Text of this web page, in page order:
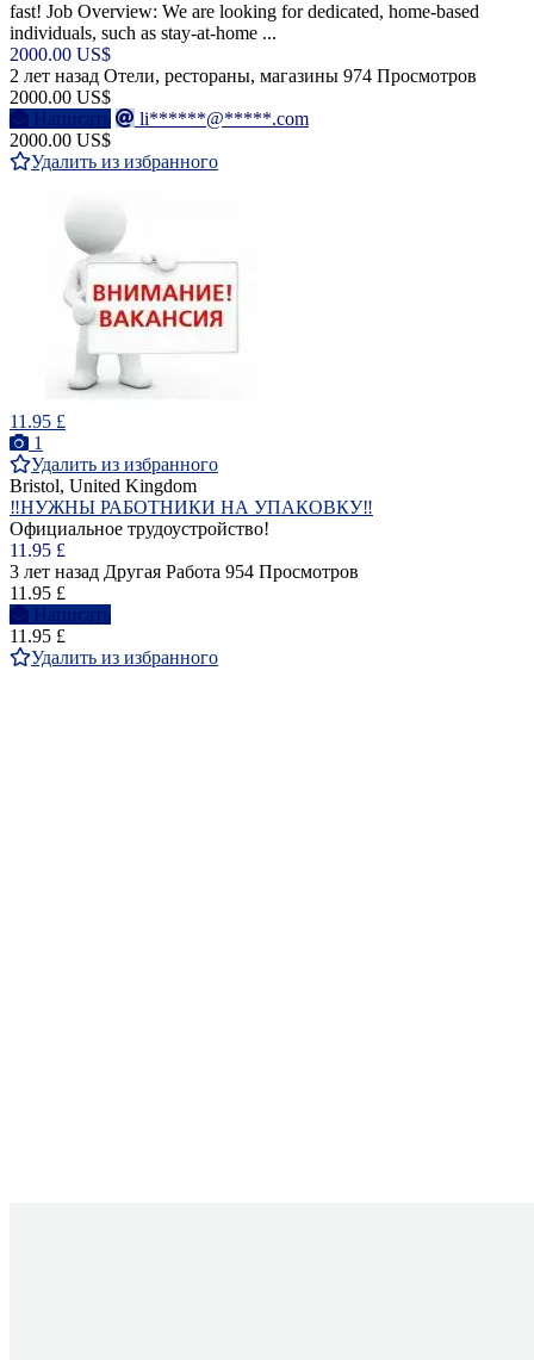
fast! Job Overview: We are looking for dedicated, home-based
individuals, such as stay-at-home ...
2000.00 US$
2 лет назад Отели, рестораны, магазины 974 Просмотров
2000.00 US$
Написать
li******@*****.com
2000.00 US$
Удалить из избранного
11.95 £
1
Удалить из избранного
Bristol, United Kingdom
‼️НУЖНЫ РАБОТНИКИ НА УПАКОВКУ‼️
Официальное трудоустройство!
11.95 £
3 лет назад Другая Работа 954 Просмотров
11.95 £
Написать
11.95 £
Удалить из избранного